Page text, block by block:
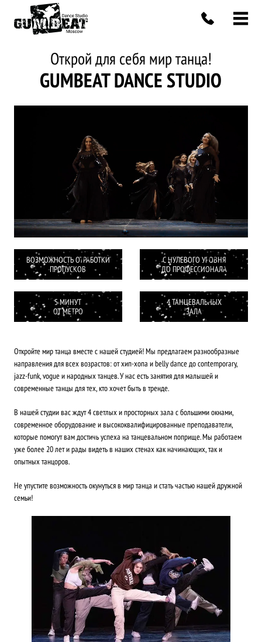
Открой для себя мир танца!
GUMBEAT DANCE STUDIO
ВОЗМОЖНОСТЬ ОТРАБОТКИ
ПРОПУСКОВ
С НУЛЕВОГО УРОВНЯ
ДО ПРОФЕССИОНАЛА
5 МИНУТ
ОТ МЕТРО
4 ТАНЦЕВАЛЬНЫХ
ЗАЛА
Откройте мир танца вместе с нашей студией! Мы предлагаем разнообразные
направления для всех возрастов: от хип-хопа и belly dance до contemporary,
jazz-funk, vogue и народных танцев. У нас есть занятия для малышей и
современные танцы для тех, кто хочет быть в тренде.
В нашей студии вас ждут 4 светлых и просторных зала с большими окнами,
современное оборудование и высококвалифицированные преподаватели,
которые помогут вам достичь успеха на танцевальном поприще. Мы работаем
уже более 20 лет и рады видеть в наших стенах как начинающих, так и
опытных танцоров.
Не упустите возможность окунуться в мир танца и стать частью нашей дружной
семьи!